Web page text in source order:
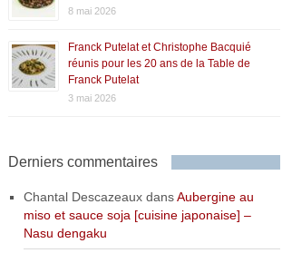
8 mai 2026
Franck Putelat et Christophe Bacquié
réunis pour les 20 ans de la Table de
Franck Putelat
3 mai 2026
Derniers commentaires
Chantal DescazeauxdansAubergine au
miso et sauce soja [cuisine japonaise] –
Nasu dengaku